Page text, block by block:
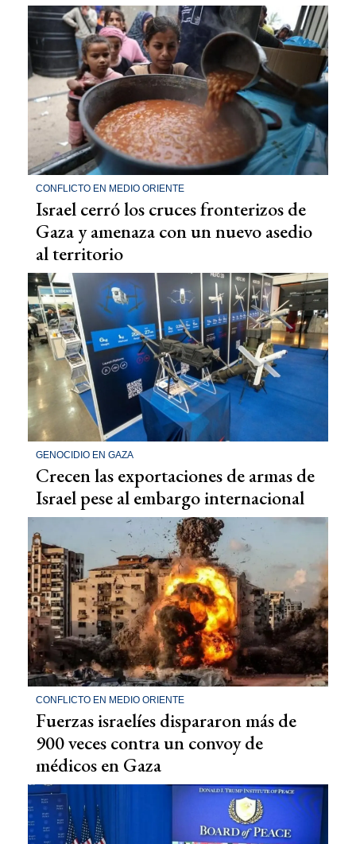
CONFLICTO EN MEDIO ORIENTE
Israel cerró los cruces fronterizos de
Gaza y amenaza con un nuevo asedio
al territorio
GENOCIDIO EN GAZA
Crecen las exportaciones de armas de
Israel pese al embargo internacional
CONFLICTO EN MEDIO ORIENTE
Fuerzas israelíes dispararon más de
900 veces contra un convoy de
médicos en Gaza